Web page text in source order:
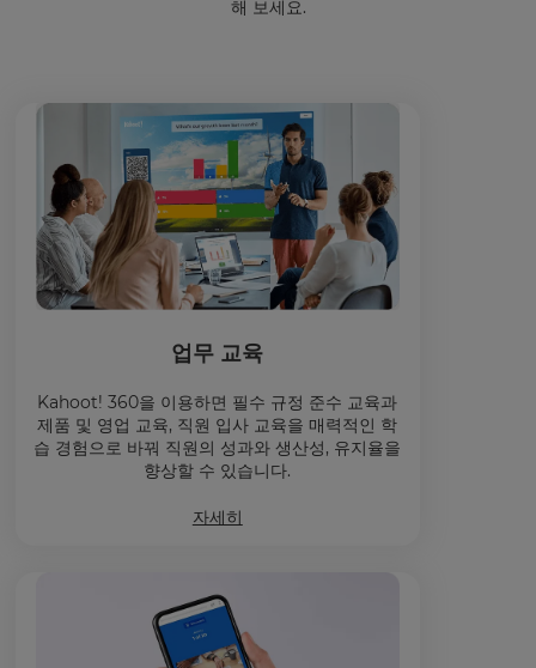
해 보세요.
업무 교육
Kahoot! 360을 이용하면 필수 규정 준수 교육과
제품 및 영업 교육, 직원 입사 교육을 매력적인 학
습 경험으로 바꿔 직원의 성과와 생산성, 유지율을
향상할 수 있습니다.
자세히